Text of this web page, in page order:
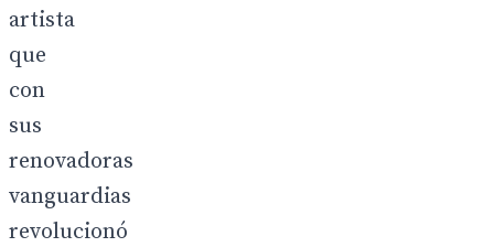
artista
que
con
sus
renovadoras
vanguardias
revolucionó